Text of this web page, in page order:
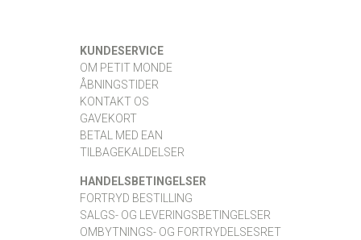
KUNDESERVICE
OM PETIT MONDE
ÅBNINGSTIDER
KONTAKT OS
GAVEKORT
BETAL MED EAN
TILBAGEKALDELSER
HANDELSBETINGELSER
FORTRYD BESTILLING
SALGS- OG LEVERINGSBETINGELSER
OMBYTNINGS- OG FORTRYDELSESRET